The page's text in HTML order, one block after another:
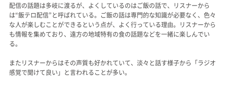
配信の話題は多岐に渡るが、よくしているのはご飯の話で、リスナーから
は“飯テロ配信”と呼ばれている。ご飯の話は専門的な知識が必要なく、色々
な人が楽しむことができるという点が、よく行っている理由。リスナーから
も情報を集めており、遠方の地域特有の食の話題などを一緒に楽しんでい
る。
またリスナーからはその声質も好かれていて、淡々と話す様子から「ラジオ
感覚で聞けて良い」と言われることが多い。